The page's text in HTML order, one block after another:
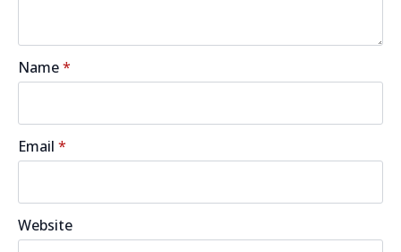
Name*
Email *
Website